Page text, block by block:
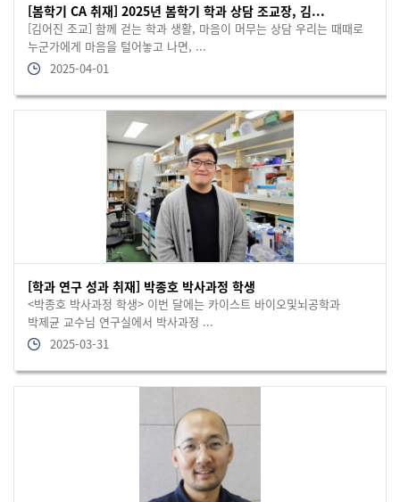
[봄학기 CA 취재] 2025년 봄학기 학과 상담 조교장, 김...
[김어진 조교] 함께 걷는 학과 생활, 마음이 머무는 상담 우리는 때때로
누군가에게 마음을 털어놓고 나면, ...
2025-04-01
[학과 연구 성과 취재] 박종호 박사과정 학생
<박종호 박사과정 학생> 이번 달에는 카이스트 바이오및뇌공학과
박제균 교수님 연구실에서 박사과정 ...
2025-03-31